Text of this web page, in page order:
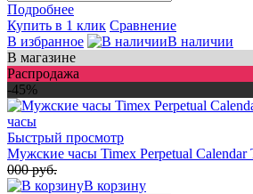
Подробнее
Купить в 1 клик Сравнение
В избранное
В наличии
В магазине
Распродажа
-45%
Быстрый просмотр
Мужские часы Timex Perpetual Calendar
000 руб.
В корзину